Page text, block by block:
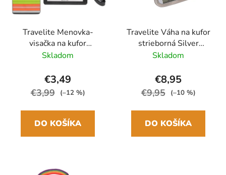
Travelite Menovka-
visačka na kufor
Multicolor Stripes
Skladom
€3,49
€3,99 (–12 %)
DO KOŠÍKA
Travelite Váha na kufor
strieborná Silver
Digitálna
Skladom
€8,95
€9,95 (–10 %)
DO KOŠÍKA